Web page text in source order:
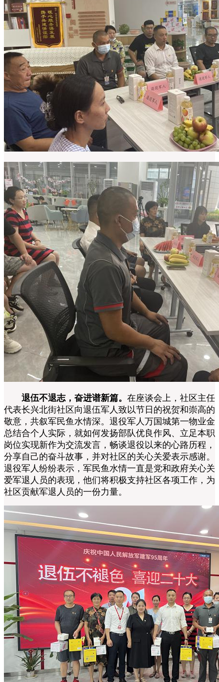
退伍不退志，奋进谱新篇。 在座谈会上，社区主任
代表长兴北街社区向退伍军人致以节日的祝贺和崇高的
敬意，共叙军民鱼水情深。退役军人万国城第一物业金
总结合个人实际，就如何发扬部队优良作风、立足本职
岗位实现新作为交流发言，畅谈退役以来的心路历程，
分享自己的奋斗故事，并对社区的关心关爱表示感谢。
退役军人纷纷表示，军民鱼水情一直是党和政府关心关
爱军退人员的表现，他们将积极支持社区各项工作，为
社区贡献军退人员的一份力量。